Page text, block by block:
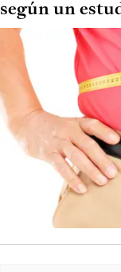
según un